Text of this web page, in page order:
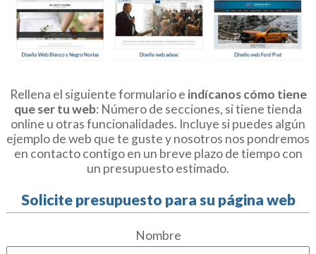
Rellena el siguiente formulario e indícanos cómo tiene
que ser tu web: Número de secciones, si tiene tienda
online u otras funcionalidades. Incluye si puedes algún
ejemplo de web que te guste y nosotros nos pondremos
en contacto contigo en un breve plazo de tiempo con
un presupuesto estimado.
Solicite presupuesto para su página web
Nombre